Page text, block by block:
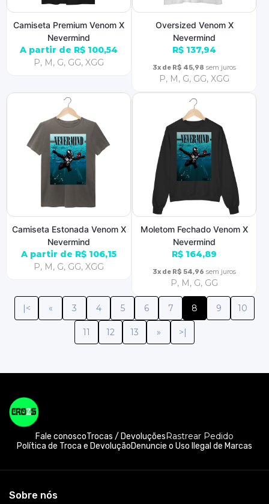
Camiseta Premium Venom X
Nevermind
A partir de R$ 100,54
P, M, G, GG, XGG
Oversized Venom X
Nevermind
R$ 137,94
3x de R$ 45,98 sem juros
P, M, G, GG, XGG
Camiseta Estonada Venom X
Nevermind
A partir de R$ 106,15
P, M, G, GG, XGG
Moletom Fechado Venom X
Nevermind
R$ 164,89
3x de R$ 54,96 sem juros
P, M, G, GG
|< « 3 4 5 6 7 8 9 10
11 12 13 » >|
Fale conoscoTrocas / DevoluçõesRastrear Pedido
Política de Troca e DevoluçãoDenuncie o Uso Ilegal de Marcas
Sobre nós